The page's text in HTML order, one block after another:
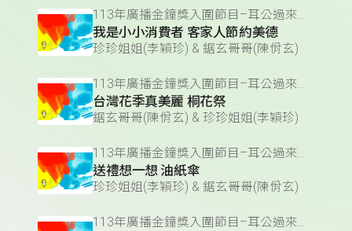
113年廣播金鐘獎入圍節目–耳公過來聽(兒童節目主持人獎)
我是小小消費者 客家人節約美德
珍珍姐姐(李穎珍) & 鋸玄哥哥(陳佾玄)
113年廣播金鐘獎入圍節目–耳公過來聽(兒童節目主持人獎)
台灣花季真美麗 桐花祭
鋸玄哥哥(陳佾玄) & 珍珍姐姐(李穎珍)
113年廣播金鐘獎入圍節目–耳公過來聽(兒童節目主持人獎)
送禮想一想 油紙傘
珍珍姐姐(李穎珍) & 鋸玄哥哥(陳佾玄)
113年廣播金鐘獎入圍節目–耳公過來聽(兒童節目主持人獎)